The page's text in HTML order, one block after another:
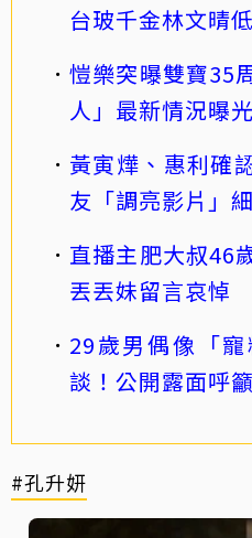
台玻千金林文晴
愷樂突曝雙寶35
人」最新情況曝光
黃寅燁、惠利確
友「調亮影片」
直播主肥大叔46
丟丟妹留言哀悼
29歲男偶像「
談！公開露面呼
#孔升妍